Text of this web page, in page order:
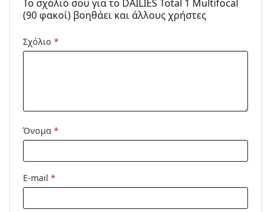
To σχόλιό σου για το DAILIES Total 1 Multifocal
(90 φακοί) βοηθάει και άλλους χρήστες
Σχόλιο *
Όνομα *
E-mail *